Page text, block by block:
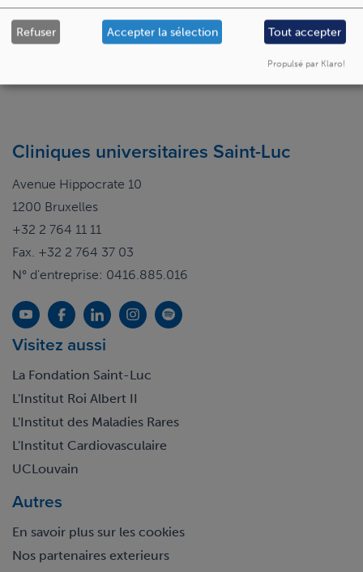
Un problème ou une remarque
sur cette page ? Dites-le-nous
Cliniques universitaires Saint-Luc
Avenue Hippocrate 10
1200 Bruxelles
+32 2 764 11 11
Fax. +32 2 764 37 03
N° d'entreprise: 0416.885.016
Visitez aussi
La Fondation Saint-Luc
L'Institut Roi Albert II
L'Institut des Maladies Rares
L'Institut Cardiovasculaire
UCLouvain
Autres
En savoir plus sur les cookies
Nos partenaires exterieurs
Refuser Accepter la sélection Tout accepter
Propulsé par Klaro!